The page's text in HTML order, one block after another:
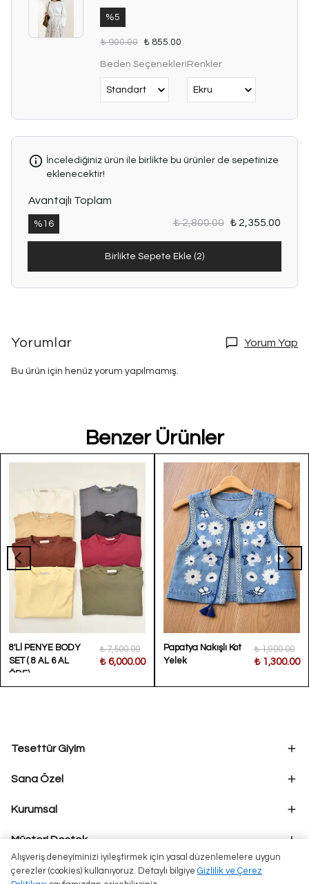
Alışveriş deneyiminizi iyileştirmek için yasal düzenlemelere uygun
çerezler (cookies) kullanıyoruz. Detaylı bilgiye Gizlilik ve Çerez
%5
₺ 900.00 ₺ 855.00
Beden SeçenekleriRenkler
İncelediğiniz ürün ile birlikte bu ürünler de sepetinize
eklenecektir!
Avantajlı Toplam
% 16 ₺ 2,800.00 ₺ 2,355.00
Birlikte Sepete Ekle (2)
Yorumlar Yorum Yap
Bu ürün için henüz yorum yapılmamış.
Benzer Ürünler
8'Lİ PENYE BODY
SET ( 8 AL 6 AL
ÖDE)
₺ 7,500.00
₺ 6,000.00
Papatya Nakışlı Kot
Yelek
₺ 1,900.00
₺ 1,300.00
Tesettür Giyim
Sana Özel
Kurumsal
Müşteri Destek